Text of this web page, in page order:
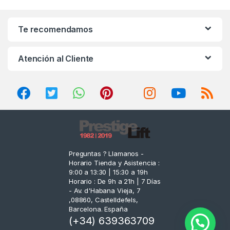
Te recomendamos
Atención al Cliente
Preguntas ? Llamanos -
Horario Tienda y Asistencia :
9:00 a 13:30 | 15:30 a 19h
Horario : De 9h a 21h | 7 Días
- Av. d'Habana Vieja, 7
,08860, Castelldefels,
Barcelona. España
(+34) 639363709